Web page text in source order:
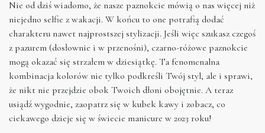
Nie od dziś wiadomo, że nasze paznokcie mówią o nas więcej niż
niejedno selfie z wakacji. W końcu to one potrafią dodać
charakteru nawet najprostszej stylizacji. Jeśli więc szukasz czegoś
z pazurem (dosłownie i w przenośni), czarno-różowe paznokcie
mogą okazać się strzałem w dziesiątkę. Ta fenomenalna
kombinacja kolorów nie tylko podkreśli Twój styl, ale i sprawi,
że nikt nie przejdzie obok Twoich dłoni obojętnie. A teraz
usiądź wygodnie, zaopatrz się w kubek kawy i zobacz, co
ciekawego dzieje się w świecie manicure w 2023 roku!